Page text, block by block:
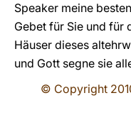
Speaker meine
Gebet für Sie und für
Häuser dieses
und Gott segne sie
© Copyright